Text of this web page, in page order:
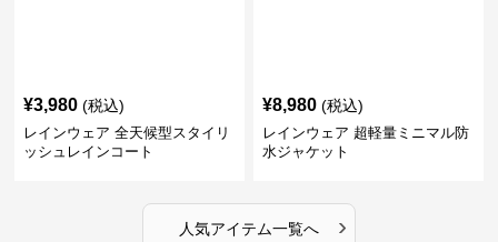
¥3,980 (税込)
レインウェア 全天候型スタイリ
ッシュレインコート
¥8,980 (税込)
レインウェア 超軽量ミニマル防
水ジャケット
人気アイテム一覧へ ›